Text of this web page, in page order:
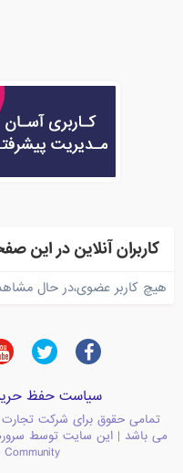
کاربران آنلاین در این
هیچ کاربر عضوی،در حال
سیاست حفظ
تمامی حقوق برای شرکت تجارت
می باشد | این سایت توسط
Community